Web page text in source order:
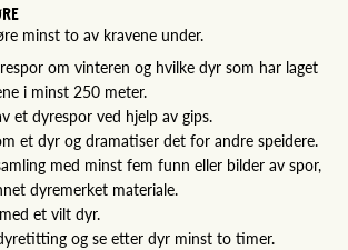
minst to av kravene under.
om vinteren og hvilke dyr som har laget
i minst 250 meter.
et dyrespor ved hjelp av gips.
et dyr og dramatiser det for andre speidere.
med minst fem funn eller bilder av spor,
dyremerket materiale.
et vilt dyr.
og se etter dyr minst to timer.